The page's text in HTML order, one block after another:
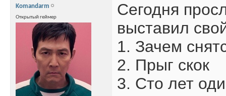
Komandarm
Открытый геймер
Сегодня
выставил
1. Зачем
2. Прыг скок
3. Сто лет